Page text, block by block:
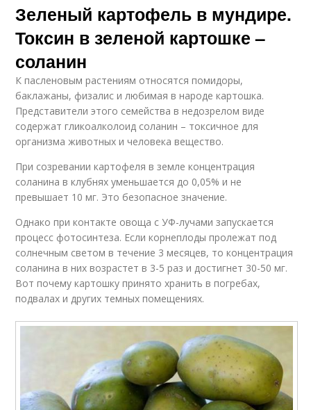
Зеленый картофель в мундире.
Токсин в зеленой картошке –
соланин
К пасленовым растениям относятся помидоры,
баклажаны, физалис и любимая в народе картошка.
Представители этого семейства в недозрелом виде
содержат гликоалколоид соланин – токсичное для
организма животных и человека вещество.
При созревании картофеля в земле концентрация
соланина в клубнях уменьшается до 0,05% и не
превышает 10 мг. Это безопасное значение.
Однако при контакте овоща с УФ-лучами запускается
процесс фотосинтеза. Если корнеплоды пролежат под
солнечным светом в течение 3 месяцев, то концентрация
соланина в них возрастет в 3-5 раз и достигнет 30-50 мг.
Вот почему картошку принято хранить в погребах,
подвалах и других темных помещениях.